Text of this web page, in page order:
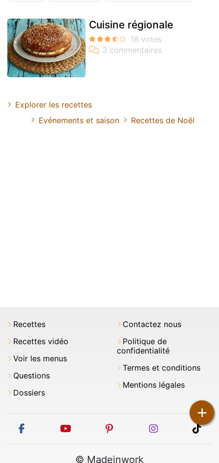
+
Cuisine régionale
Explorer les recettes
Evénements et saison
Recettes de Noël
Recettes
Recettes vidéo
Voir les menus
Questions
Dossiers
Contactez nous
Politique de
confidentialité
Termes et conditions
Mentions légales
facebook youtube pinterest instagram
© Madeinwork